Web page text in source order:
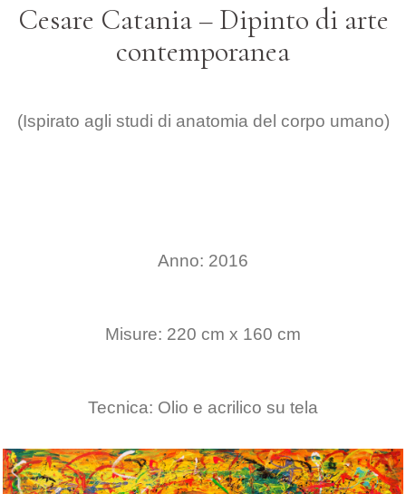
Cesare Catania – Dipinto di arte
contemporanea
(Ispirato agli studi di anatomia del corpo umano)
Anno: 2016
Misure: 220 cm x 160 cm
Tecnica: Olio e acrilico su tela